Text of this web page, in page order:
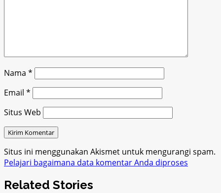
Nama *
Email *
Situs Web
Situs ini menggunakan Akismet untuk mengurangi spam.
Pelajari bagaimana data komentar Anda diproses
Related Stories